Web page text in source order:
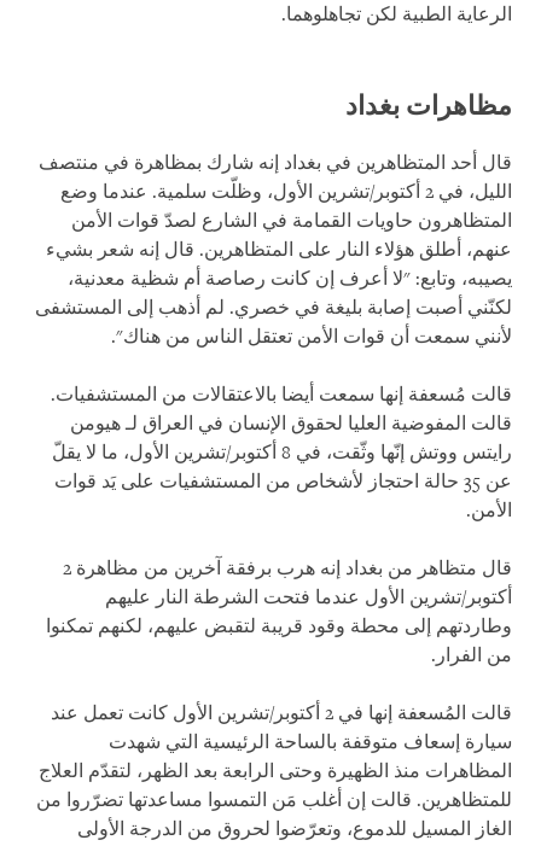
الرعاية الطبية لكن تجاهلوهما.
مظاهرات بغداد
قال أحد المتظاهرين في بغداد إنه شارك بمظاهرة في منتصف
الليل، في 2 أكتوبر/تشرين الأول، وظلّت سلمية. عندما وضع
المتظاهرون حاويات القمامة في الشارع لصدّ قوات الأمن
عنهم، أطلق هؤلاء النار على المتظاهرين. قال إنه شعر بشيء
يصيبه، وتابع: "لا أعرف إن كانت رصاصة أم شظية معدنية،
لكنّني أصبت إصابة بليغة في خصري. لم أذهب إلى المستشفى
لأنني سمعت أن قوات الأمن تعتقل الناس من هناك".
قالت مُسعفة إنها سمعت أيضا بالاعتقالات من المستشفيات.
قالت المفوضية العليا لحقوق الإنسان في العراق لـ هيومن
رايتس ووتش إنّها وثّقت، في 8 أكتوبر/تشرين الأول، ما لا يقلّ
عن 35 حالة احتجاز لأشخاص من المستشفيات على يَد قوات
الأمن.
قال متظاهر من بغداد إنه هرب برفقة آخرين من مظاهرة 2
أكتوبر/تشرين الأول عندما فتحت الشرطة النار عليهم
وطاردتهم إلى محطة وقود قريبة لتقبض عليهم، لكنهم تمكنوا
من الفرار.
قالت المُسعفة إنها في 2 أكتوبر/تشرين الأول كانت تعمل عند
سيارة إسعاف متوقفة بالساحة الرئيسية التي شهدت
المظاهرات منذ الظهيرة وحتى الرابعة بعد الظهر، لتقدّم العلاج
للمتظاهرين. قالت إن أغلب مَن التمسوا مساعدتها تضرّروا من
الغاز المسيل للدموع، وتعرّضوا لحروق من الدرجة الأولى